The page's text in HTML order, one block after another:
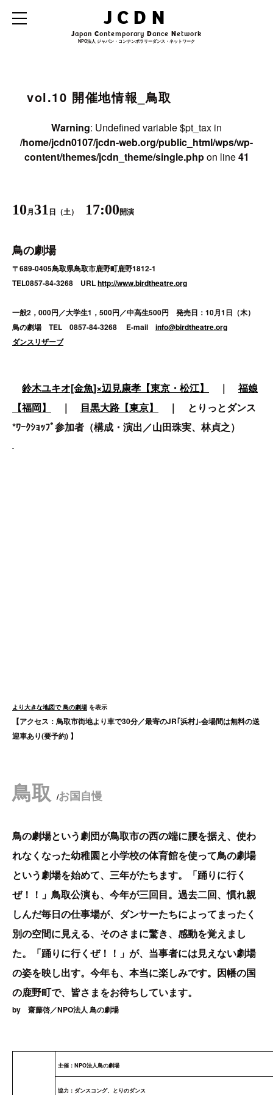
JCDN
Japan ContemporaryDanceNetwork
NPO法人 ジャパン・コンテンポラリーダンス・ネットワーク
/home/jcdn0107/jcdn-web.org/public_html/wps/wp-
content/themes/jcdn_theme/single.php
vol.10 開催地情報_鳥取
Warning: Undefined variable $pt_tax in
/home/jcdn0107/jcdn-web.org/public_html/wps/wp-
content/themes/jcdn_theme/single.phpon line41
10月31日（土） 17:00開演
鳥の劇場
〒689-0405鳥取県鳥取市鹿野町鹿野1812-1
TEL0857-84-3268 URLhttp://www.birdtheatre.org
一般2，000円／大学生1，500円／中高生500円 発売日： 10月1日（木）
鳥の劇場 TEL 0857-84-3268 E-mail info@birdtheatre.org
ダンスリザーブ
鈴木ユキオ[金魚]×辺見康孝【東京・松江】 ｜福娘
【福岡】
｜ 目黒大路【東京】
｜ とりっとダンス
*ﾜｰｸｼｮｯﾌﾟ参加者（構成・演出／山田珠実、林貞之）
より大きな地図で鳥の劇場 を表示
【アクセス：鳥取市街地より車で30分／最寄のJR｢浜村｣-会場間は無料の送
迎車あり(要予約) 】
鳥取 /お国自慢
鳥の劇場という劇団が鳥取市の西の端に腰を据え、使わ
れなくなった幼稚園と小学校の体育館を使って鳥の劇場
という劇場を始めて、三年がたちます。「踊りに行く
ぜ！！」鳥取公演も、今年が三回目。過去二回、慣れ親
しんだ毎日の仕事場が、ダンサーたちによってまったく
別の空間に見える、そのさまに驚き、感動を覚えまし
た。「踊りに行くぜ！！」が、当事者には見えない劇場
の姿を映し出す。今年も、本当に楽しみです。因幡の国
の鹿野町で、皆さまをお待ちしています。
by 齋藤啓／NPO法人 鳥の劇場
主催：NPO法人鳥の劇場
協力：ダンスコング、とりのダンス